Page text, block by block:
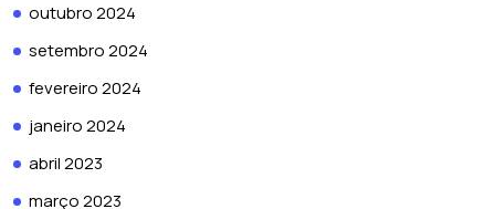
outubro 2024
setembro 2024
fevereiro 2024
janeiro 2024
abril 2023
março 2023